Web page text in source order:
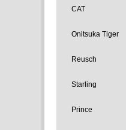
CAT
Onitsuka Tiger
Reusch
Starling
Prince